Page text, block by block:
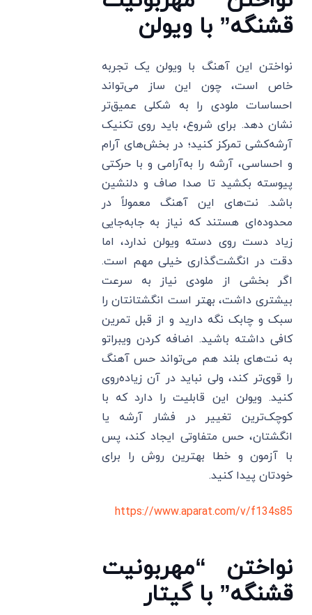
قشنگه” با ویولن
نواختن این آهنگ با ویولن یک تجربه
خاص است، چون این ساز می‌تواند
احساسات ملودی را به شکلی عمیق‌تر
نشان دهد. برای شروع، باید روی تکنیک
آرشه‌کشی تمرکز کنید؛ در بخش‌های آرام
و احساسی، آرشه را به‌آرامی و با حرکتی
پیوسته بکشید تا صدا صاف و دلنشین
باشد. نت‌های این آهنگ معمولاً در
محدوده‌ای هستند که نیاز به جابه‌جایی
زیاد دست روی دسته ویولن ندارد، اما
دقت در انگشت‌گذاری خیلی مهم است.
اگر بخشی از ملودی نیاز به سرعت
بیشتری داشت، بهتر است انگشتانتان را
سبک و چابک نگه دارید و از قبل تمرین
کافی داشته باشید. اضافه کردن ویبراتو
به نت‌های بلند هم می‌تواند حس آهنگ
را قوی‌تر کند، ولی نباید در آن زیاده‌روی
کنید. ویولن این قابلیت را دارد که با
کوچک‌ترین تغییر در فشار آرشه یا
انگشتان، حس متفاوتی ایجاد کند، پس
با آزمون و خطا بهترین روش را برای
خودتان پیدا کنید.
https://www.aparat.com/v/f134s85
نواختن “مهربونیت
قشنگه” با گیتار